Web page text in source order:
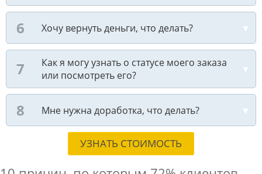
Хочу вернуть деньги, что делать?
Как я могу узнать о статусе моего заказа
или посмотреть его?
Мне нужна доработка, что делать?
УЗНАТЬ СТОИМОСТЬ